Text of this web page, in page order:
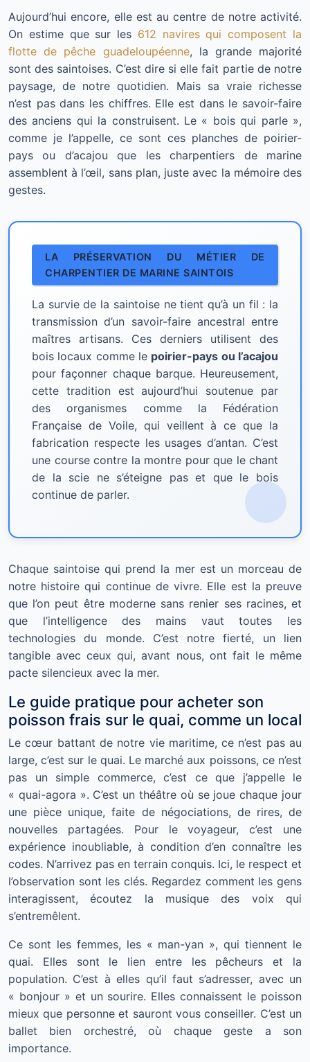
Aujourd’hui encore, elle est au centre de notre activité.
On estime que sur les 612 navires qui composent la
flotte de pêche guadeloupéenne, la grande majorité
sont des saintoises. C’est dire si elle fait partie de notre
paysage, de notre quotidien. Mais sa vraie richesse
n’est pas dans les chiffres. Elle est dans le savoir-faire
des anciens qui la construisent. Le « bois qui parle »,
comme je l’appelle, ce sont ces planches de poirier-
pays ou d’acajou que les charpentiers de marine
assemblent à l’œil, sans plan, juste avec la mémoire des
gestes.
LA PRÉSERVATION DU MÉTIER DE
CHARPENTIER DE MARINE SAINTOIS
La survie de la saintoise ne tient qu’à un fil : la
transmission d’un savoir-faire ancestral entre
maîtres artisans. Ces derniers utilisent des
bois locaux comme le poirier-pays ou l’acajou
pour façonner chaque barque. Heureusement,
cette tradition est aujourd’hui soutenue par
des organismes comme la Fédération
Française de Voile, qui veillent à ce que la
fabrication respecte les usages d’antan. C’est
une course contre la montre pour que le chant
de la scie ne s’éteigne pas et que le bois
continue de parler.
Chaque saintoise qui prend la mer est un morceau de
notre histoire qui continue de vivre. Elle est la preuve
que l’on peut être moderne sans renier ses racines, et
que l’intelligence des mains vaut toutes les
technologies du monde. C’est notre fierté, un lien
tangible avec ceux qui, avant nous, ont fait le même
pacte silencieux avec la mer.
Le guide pratique pour acheter son
poisson frais sur le quai, comme un local
Le cœur battant de notre vie maritime, ce n’est pas au
large, c’est sur le quai. Le marché aux poissons, ce n’est
pas un simple commerce, c’est ce que j’appelle le
« quai-agora ». C’est un théâtre où se joue chaque jour
une pièce unique, faite de négociations, de rires, de
nouvelles partagées. Pour le voyageur, c’est une
expérience inoubliable, à condition d’en connaître les
codes. N’arrivez pas en terrain conquis. Ici, le respect et
l’observation sont les clés. Regardez comment les gens
interagissent, écoutez la musique des voix qui
s’entremêlent.
Ce sont les femmes, les « man-yan », qui tiennent le
quai. Elles sont le lien entre les pêcheurs et la
population. C’est à elles qu’il faut s’adresser, avec un
« bonjour » et un sourire. Elles connaissent le poisson
mieux que personne et sauront vous conseiller. C’est un
ballet bien orchestré, où chaque geste a son
importance.